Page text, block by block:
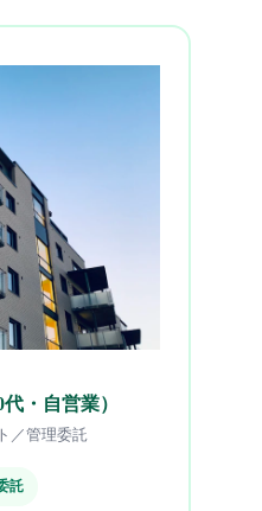
・自営業）
／管理委託
託